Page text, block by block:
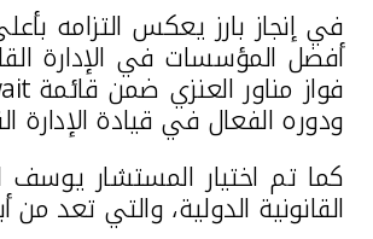
في إنجاز بارز يعكس التزامه
فواز مناور العنزي ضمن قائمة
ودوره الفعال في قيادة الإدارة
كما تم اختيار المستشار يوسف
القانونية الدولية، والتي تعد